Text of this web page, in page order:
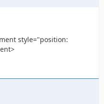
style="position: